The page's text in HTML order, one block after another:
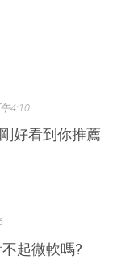
4:10
好看到你推薦
起微軟嗎?